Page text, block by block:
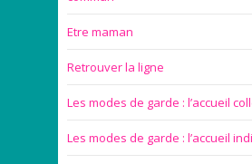
Etre maman
Retrouver la ligne
Les modes de garde : l’accueil
Les modes de garde : l’accueil